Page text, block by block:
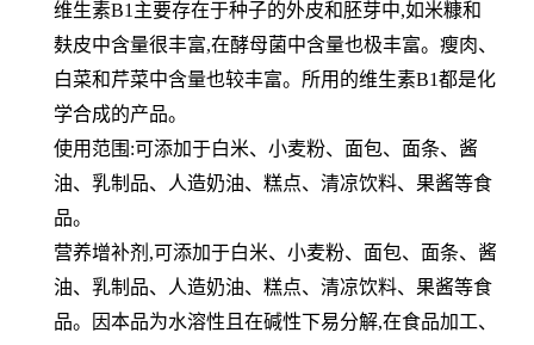
维生素B1主要存在于种子的外皮和胚芽中,如米糠和
麸皮中含量很丰富,在酵母菌中含量也极丰富。瘦肉、
白菜和芹菜中含量也较丰富。所用的维生素B1都是化
学合成的产品。
使用范围:可添加于白米、小麦粉、面包、面条、酱
油、乳制品、人造奶油、糕点、清凉饮料、果酱等食
品。
营养增补剂,可添加于白米、小麦粉、面包、面条、酱
油、乳制品、人造奶油、糕点、清凉饮料、果酱等食
品。因本品为水溶性且在碱性下易分解,在食品加工、